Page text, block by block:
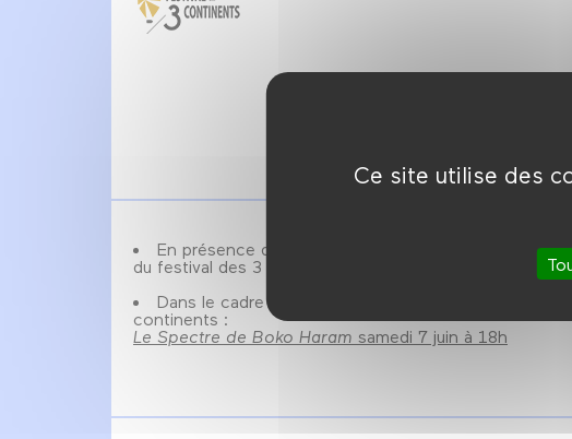
Ce site utilise des
En présence de Cyrielle Raingou, cinéaste, et de
du festival des 3 continents (
Dans le cadre de la carte blanche au festival des 3
continents :
Le Spectre de Boko Haram samedi 7 juin à 18h